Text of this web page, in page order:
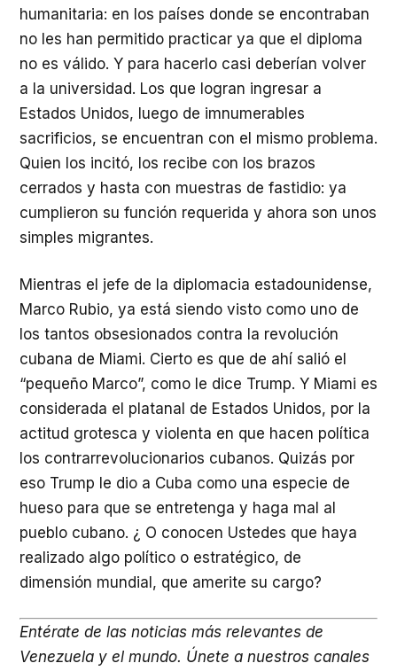
humanitaria: en los países donde se encontraban
no les han permitido practicar ya que el diploma
no es válido. Y para hacerlo casi deberían volver
a la universidad. Los que logran ingresar a
Estados Unidos, luego de imnumerables
sacrificios, se encuentran con el mismo problema.
Quien los incitó, los recibe con los brazos
cerrados y hasta con muestras de fastidio: ya
cumplieron su función requerida y ahora son unos
simples migrantes.
Mientras el jefe de la diplomacia estadounidense,
Marco Rubio, ya está siendo visto como uno de
los tantos obsesionados contra la revolución
cubana de Miami. Cierto es que de ahí salió el
“pequeño Marco”, como le dice Trump. Y Miami es
considerada el platanal de Estados Unidos, por la
actitud grotesca y violenta en que hacen política
los contrarrevolucionarios cubanos. Quizás por
eso Trump le dio a Cuba como una especie de
hueso para que se entretenga y haga mal al
pueblo cubano. ¿ O conocen Ustedes que haya
realizado algo político o estratégico, de
dimensión mundial, que amerite su cargo?
Entérate de las noticias más relevantes de
Venezuela y el mundo. Únete a nuestros canales